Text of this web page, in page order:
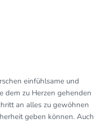
einfühlsame und
dem zu Herzen gehenden
an alles zu gewöhnen
geben können. Auch